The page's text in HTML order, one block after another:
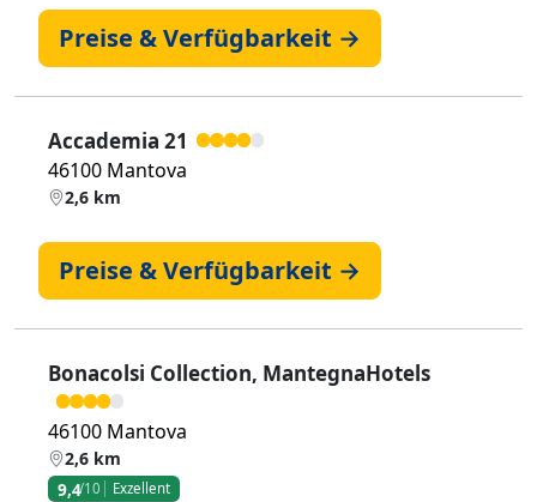
Preise & Verfügbarkeit →
Accademia 21
46100 Mantova
2,6 km
Preise & Verfügbarkeit →
Bonacolsi Collection, MantegnaHotels
46100 Mantova
2,6 km
9,4/10 Exzellent